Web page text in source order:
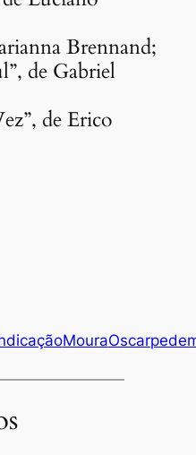
Brennand;
de Gabriel
de Erico
MouraOscar